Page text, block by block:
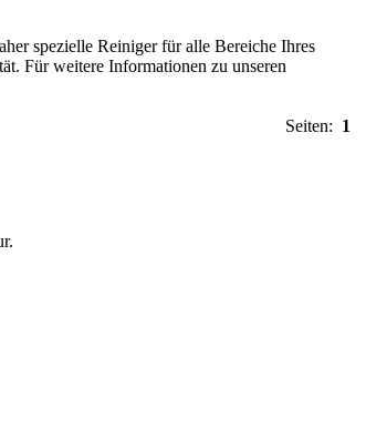
spezielle Reiniger für alle Bereiche Ihres
Für weitere Informationen zu unseren
Seiten: 1